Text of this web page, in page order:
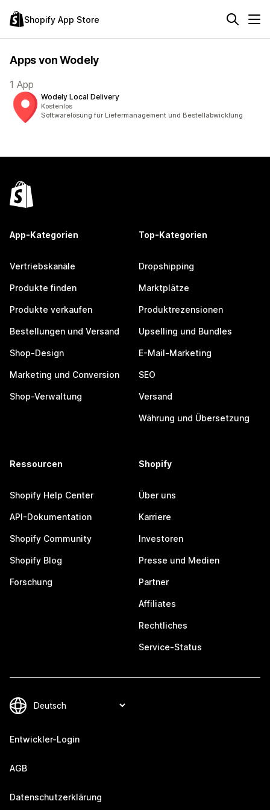
Shopify App Store
Apps von Wodely
1 App
Wodely Local Delivery
Kostenlos
Softwarelösung für Liefermanagement und Bestellabwicklung
App-Kategorien
Vertriebskanäle
Produkte finden
Produkte verkaufen
Bestellungen und Versand
Shop-Design
Marketing und Conversion
Shop-Verwaltung
Top-Kategorien
Dropshipping
Marktplätze
Produktrezensionen
Upselling und Bundles
E-Mail-Marketing
SEO
Versand
Währung und Übersetzung
Ressourcen
Shopify Help Center
API-Dokumentation
Shopify Community
Shopify Blog
Forschung
Shopify
Über uns
Karriere
Investoren
Presse und Medien
Partner
Affiliates
Rechtliches
Service-Status
Entwickler-Login
AGB
Datenschutzerklärung